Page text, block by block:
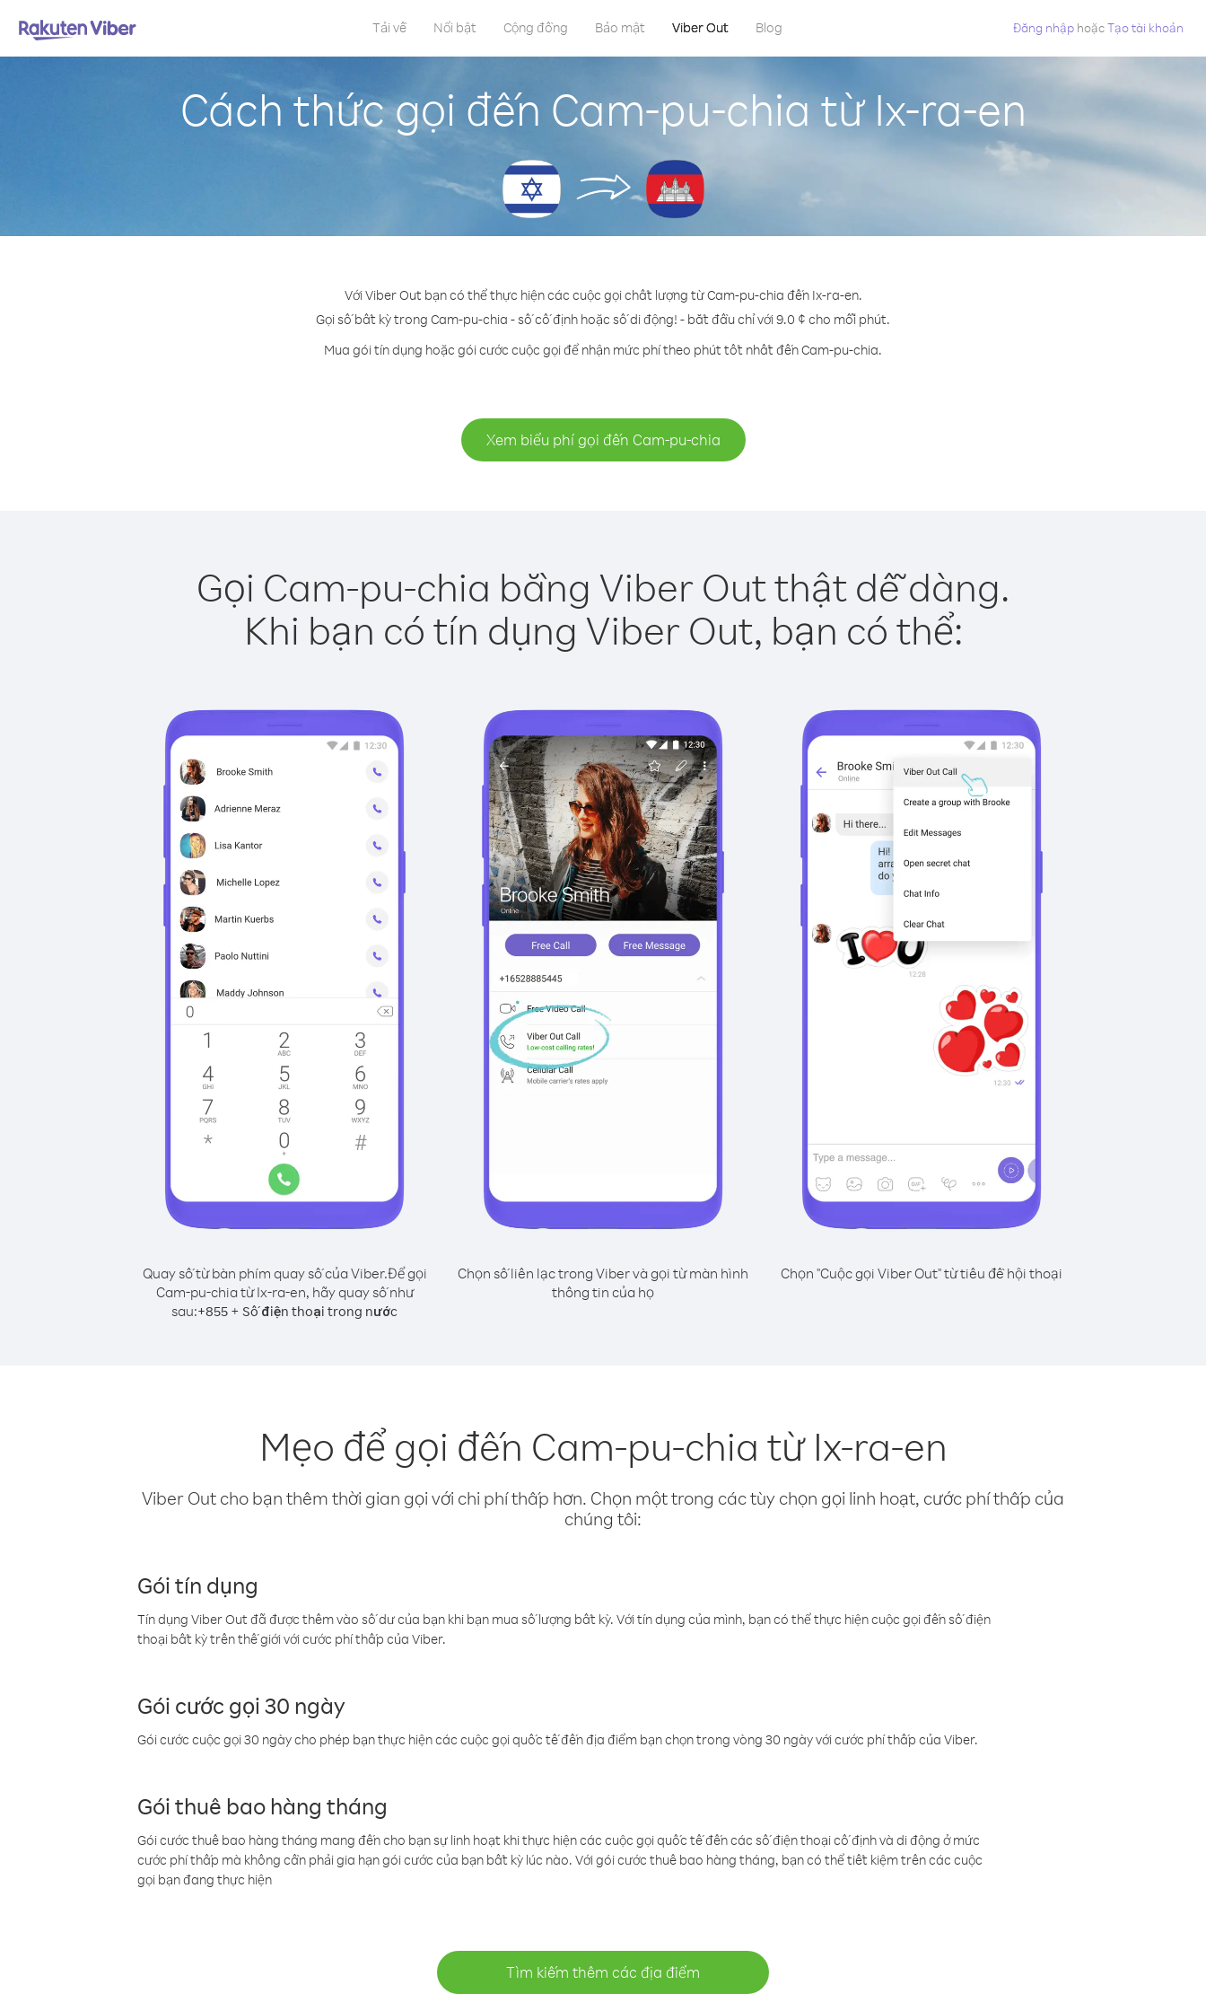
Tải về Nổi bật Cộng đồng Bảo mật Viber Out Blog Đăng nhập hoặcTạo tài khoản
Cách thức gọi đến Cam-pu-chia từ Ix-ra-en
Với Viber Out bạn có thể thực hiện các cuộc gọi chất lượng từ Cam-pu-chia đến Ix-ra-en.
Gọi số bất kỳ trong Cam-pu-chia - số cố định hoặc số di động! - bắt đầu chỉ với 9.0 ¢ cho mỗi phút.
Mua gói tín dụng hoặc gói cước cuộc gọi để nhận mức phí theo phút tốt nhất đến Cam-pu-chia.
Xem biểu phí gọi đến Cam-pu-chia
Gọi Cam-pu-chia bằng Viber Out thật dễ dàng.
Khi bạn có tín dụng Viber Out, bạn có thể:
Quay số từ bàn phím quay số của Viber.Để gọi
Cam-pu-chia từ Ix-ra-en, hãy quay số như
sau:+855 + Số điện thoại trong nước
Chọn số liên lạc trong Viber và gọi từ màn hình
thông tin của họ
Chọn "Cuộc gọi Viber Out" từ tiêu đề hội thoại
Mẹo để gọi đến Cam-pu-chia từ Ix-ra-en
Viber Out cho bạn thêm thời gian gọi với chi phí thấp hơn. Chọn một trong các tùy chọn gọi linh hoạt, cước phí thấp của
chúng tôi:
Gói tín dụng
Tín dụng Viber Out đã được thêm vào số dư của bạn khi bạn mua số lượng bất kỳ. Với tín dụng của mình, bạn có thể thực hiện cuộc gọi đến số điện
thoại bất kỳ trên thế giới với cước phí thấp của Viber.
Gói cước gọi 30 ngày
Gói cước cuộc gọi 30 ngày cho phép bạn thực hiện các cuộc gọi quốc tế đến địa điểm bạn chọn trong vòng 30 ngày với cước phí thấp của Viber.
Gói thuê bao hàng tháng
Gói cước thuê bao hàng tháng mang đến cho bạn sự linh hoạt khi thực hiện các cuộc gọi quốc tế đến các số điện thoại cố định và di động ở mức
cước phí thấp mà không cần phải gia hạn gói cước của bạn bất kỳ lúc nào. Với gói cước thuê bao hàng tháng, bạn có thể tiết kiệm trên các cuộc
gọi bạn đang thực hiện
Tìm kiếm thêm các địa điểm